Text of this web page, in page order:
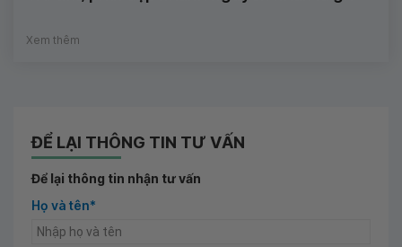
Xem thêm
ĐỂ LẠI THÔNG TIN TƯ VẤN
Để lại thông tin nhận tư vấn
Họ và tên*